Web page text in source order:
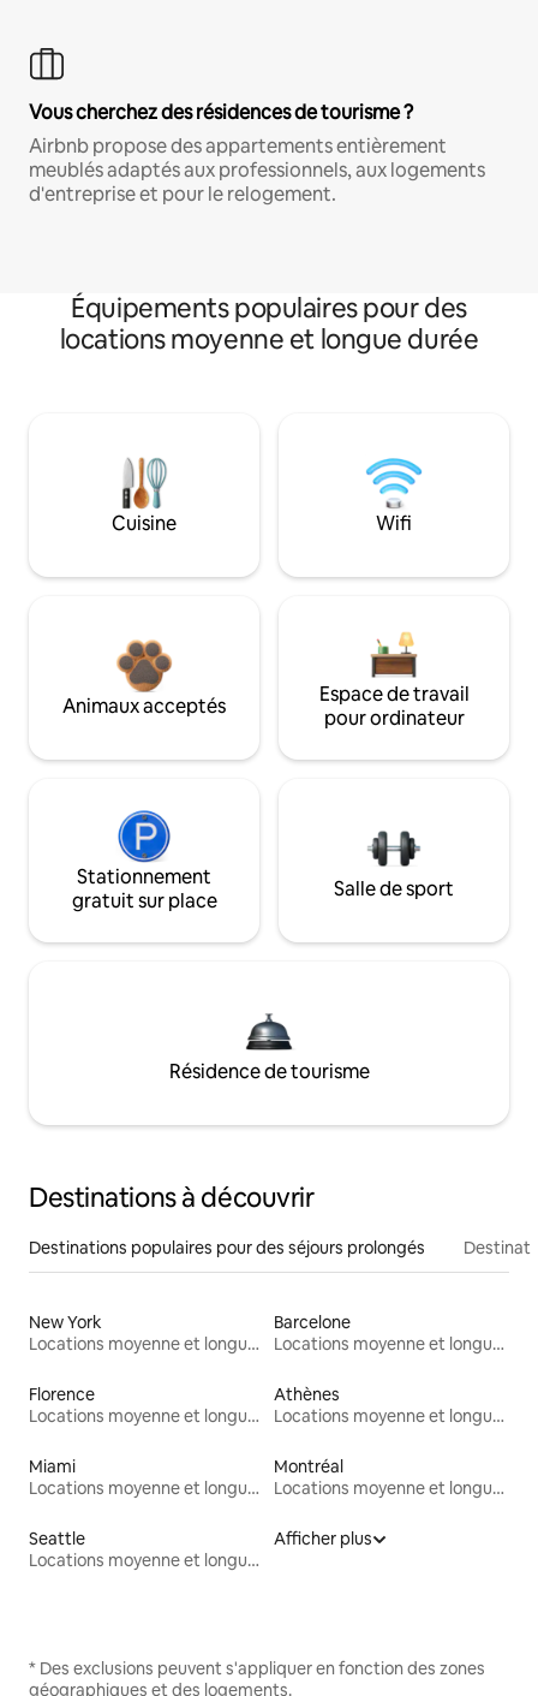
Vous cherchez des résidences de tourisme ?
Airbnb propose des appartements entièrement
meublés adaptés aux professionnels, aux logements
d'entreprise et pour le relogement.
Équipements populaires pour des
locations moyenne et longue durée
Cuisine Wifi
Animaux acceptés
Espace de travail
pour ordinateur
Stationnement
gratuit sur place
Salle de sport
Résidence de tourisme
Destinations à découvrir
Destinations populaires pour des séjours prolongés
New York
Locations moyenne et longue durée
Barcelone
Locations moyenne et longue durée
Florence
Locations moyenne et longue durée
Athènes
Locations moyenne et longue durée
Miami
Locations moyenne et longue durée
Montréal
Locations moyenne et longue durée
Seattle
Locations moyenne et longue durée
Afficher plus
* Des exclusions peuvent s'appliquer en fonction des zones
géographiques et des logements.